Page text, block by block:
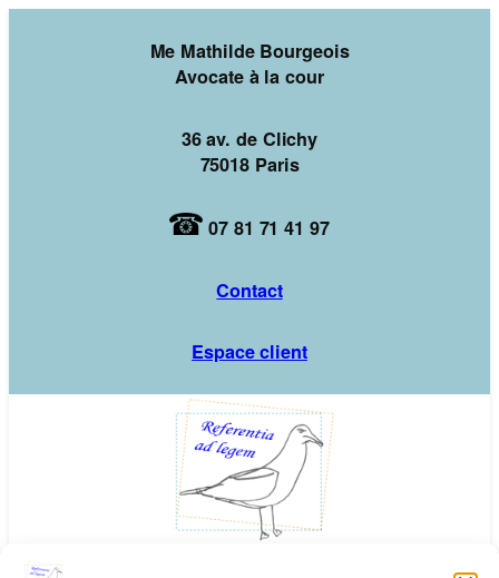
Me Mathilde Bourgeois
Avocate à la cour
36 av. de Clichy
75018 Paris
07 81 71 41 97
Contact
Espace client